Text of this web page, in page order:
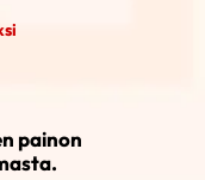
painon